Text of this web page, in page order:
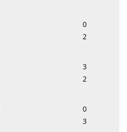
0
2
3
2
0
3